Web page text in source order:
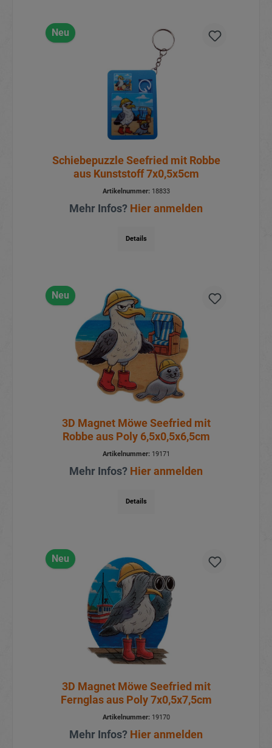
Neu
Schiebepuzzle Seefried mit Robbe
aus Kunststoff 7x0,5x5cm
Artikelnummer:18833
Mehr Infos? Hier anmelden
Details
Neu
3D Magnet Möwe Seefried mit
Robbe aus Poly 6,5x0,5x6,5cm
Artikelnummer:19171
Mehr Infos? Hier anmelden
Details
Neu
3D Magnet Möwe Seefried mit
Fernglas aus Poly 7x0,5x7,5cm
Artikelnummer:19170
Mehr Infos? Hier anmelden